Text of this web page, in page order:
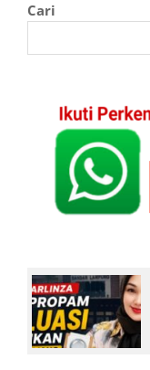
Cari